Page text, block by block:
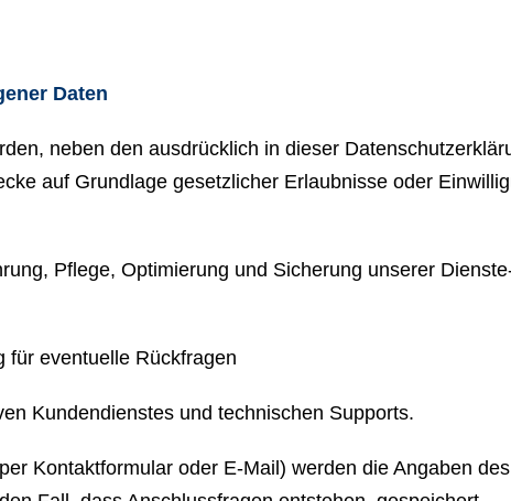
Daten
neben den ausdrücklich in dieser
auf Grundlage gesetzlicher Erlaubnisse oder
Pflege, Optimierung und Sicherung unserer
für eventuelle Rückfragen
Kundendienstes und technischen Supports.
Kontaktformular oder E-Mail) werden die Angaben